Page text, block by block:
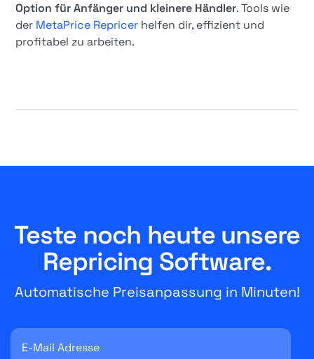
Option für Anfänger und kleinere Händler. Tools wie
der MetaPrice Repricer helfen dir, effizient und
profitabel zu arbeiten.
Teste noch heute unsere
Repricing Software.
Automatische Preisanpassung in Minuten!